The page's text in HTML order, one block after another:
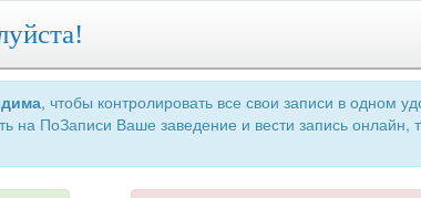
, чтобы контролировать все свои записи в одном
на ПоЗаписи Ваше заведение и вести запись онлайн,